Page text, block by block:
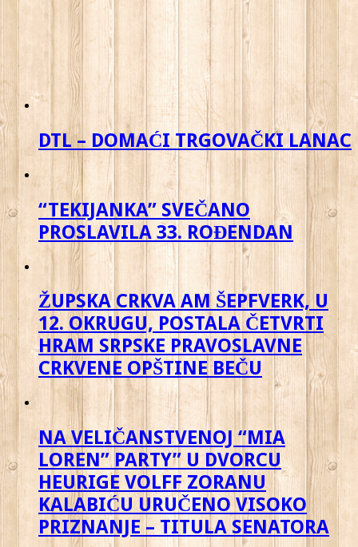
DTL – DOMAĆI TRGOVAČKI LANAC
“TEKIJANKA” SVEČANO
PROSLAVILA 33. ROĐENDAN
ŽUPSKA CRKVA AM ŠEPFVERK, U
12. OKRUGU, POSTALA ČETVRTI
HRAM SRPSKE PRAVOSLAVNE
CRKVENE OPŠTINE BEČU
NA VELIČANSTVENOJ “MIA
LOREN” PARTY” U DVORCU
HEURIGE VOLFF ZORANU
KALABIĆU URUČENO VISOKO
PRIZNANJE – TITULA SENATORA